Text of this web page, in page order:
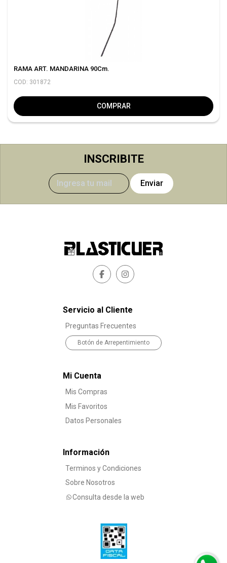
RAMA ART. MANDARINA 90Cm.
COD: 301872
COMPRAR
INSCRIBITE
Enviar
Servicio al Cliente
Preguntas Frecuentes
Botón de Arrepentimiento
Mi Cuenta
Mis Compras
Mis Favoritos
Datos Personales
Información
Terminos y Condiciones
Sobre Nosotros
Consulta desde la web